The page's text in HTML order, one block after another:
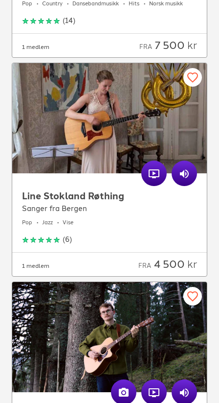
Pop Country Dansebandmusikk Hits Norsk musikk
(14)
1 medlem FRA 7 500 kr
Line Stokland Røthing
Sanger fra Bergen
Pop Jazz Vise
(6)
1 medlem FRA 4 500 kr